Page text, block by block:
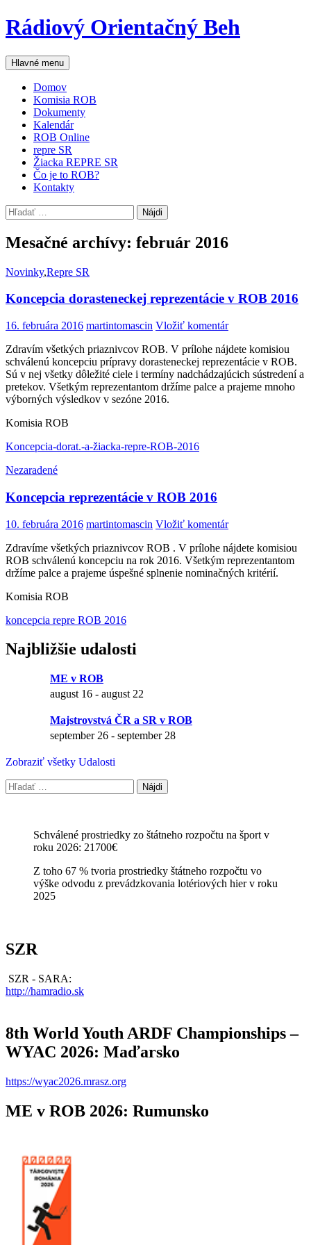
Preskočiť
na
Rádiový Orientačný Beh
Hľadať
Hlavné menu
Domov
Komisia ROB
Dokumenty
Kalendár
ROB Online
repre SR
Žiacka REPRE SR
Čo je to ROB?
Kontakty
Hľadať:
Mesačné archívy: február 2016
Novinky,Repre SR
Koncepcia dorasteneckej reprezentácie v ROB 2016
16. februára 2016 martintomascin Vložiť komentár
Zdravím všetkých priaznivcov ROB. V prílohe nájdete komisiou
schválenú koncepciu prípravy dorasteneckej reprezentácie v ROB.
Sú v nej všetky dôležité ciele i termíny nadchádzajúcich sústredení a
pretekov. Všetkým reprezentantom držíme palce a prajeme mnoho
výborných výsledkov v sezóne 2016.
Komisia ROB
Koncepcia-dorat.-a-žiacka-repre-ROB-2016
Nezaradené
Koncepcia reprezentácie v ROB 2016
10. februára 2016 martintomascin Vložiť komentár
Zdravíme všetkých priaznivcov ROB . V prílohe nájdete komisiou
ROB schválenú koncepciu na rok 2016. Všetkým reprezentantom
držíme palce a prajeme úspešné splnenie nominačných kritérií.
Komisia ROB
koncepcia repre ROB 2016
Najbližšie udalosti
ME v ROB
august 16 - august 22
Majstrovstvá ČR a SR v ROB
september 26 - september 28
Zobraziť všetky Udalosti
Hľadať:
Schválené prostriedky zo štátneho rozpočtu na šport v
roku 2026: 21700€
Z toho 67 % tvoria prostriedky štátneho rozpočtu vo
výške odvodu z prevádzkovania lotériových hier v roku
2025
SZR
SZR - SARA:
http://hamradio.sk
8th World Youth ARDF Championships –
WYAC 2026: Maďarsko
https://wyac2026.mrasz.org
ME v ROB 2026: Rumunsko